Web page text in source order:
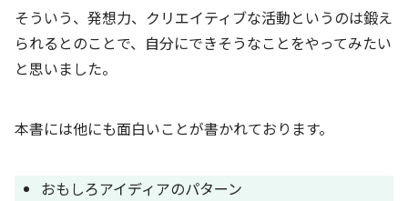
そういう、発想力、クリエイティブな活動というのは鍛え
られるとのことで、自分にできそうなことをやってみたい
と思いました。
本書には他にも面白いことが書かれております。
おもしろアイディアのパターン